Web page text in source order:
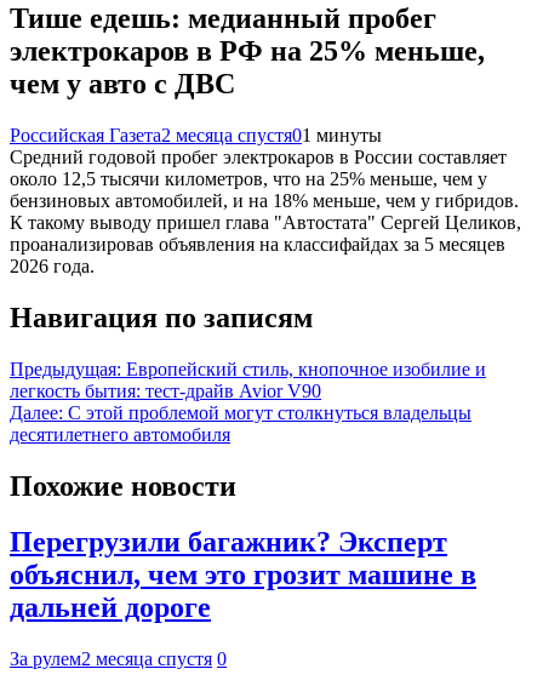
Тише едешь: медианный пробег
электрокаров в РФ на 25% меньше,
чем у авто с ДВС
Российская Газета2 месяца спустя01 минуты
Средний годовой пробег электрокаров в России составляет
около 12,5 тысячи километров, что на 25% меньше, чем у
бензиновых автомобилей, и на 18% меньше, чем у гибридов.
К такому выводу пришел глава "Автостата" Сергей Целиков,
проанализировав объявления на классифайдах за 5 месяцев
2026 года.
Навигация по записям
Предыдущая: Европейский стиль, кнопочное изобилие и
легкость бытия: тест-драйв Avior V90
Далее: С этой проблемой могут столкнуться владельцы
десятилетнего автомобиля
Похожие новости
Перегрузили багажник? Эксперт
объяснил, чем это грозит машине в
дальней дороге
За рулем2 месяца спустя 0